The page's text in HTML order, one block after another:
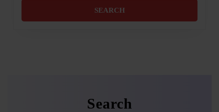
Search